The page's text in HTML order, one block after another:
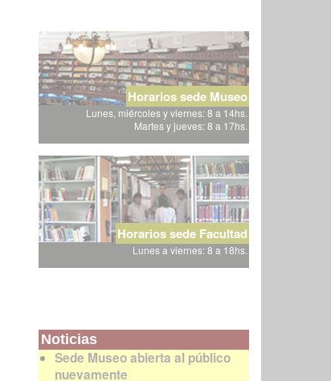
Horarios sede Museo
Lunes, miércoles y viernes: 8 a 14hs.
Martes y jueves: 8 a 17hs.
Horarios sede Facultad
Lunes a viernes: 8 a 18hs.
Noticias
Sede Museo abierta al público
nuevamente